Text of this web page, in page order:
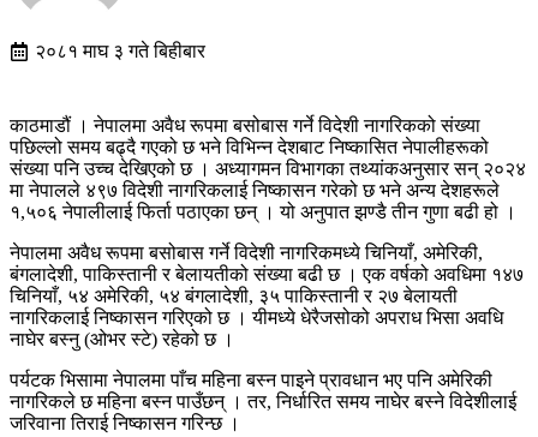
२०८१ माघ ३ गते बिहीबार
काठमाडौं । नेपालमा अवैध रूपमा बसोबास गर्ने विदेशी नागरिकको संख्या
पछिल्लो समय बढ्दै गएको छ भने विभिन्न देशबाट निष्कासित नेपालीहरूको
संख्या पनि उच्च देखिएको छ । अध्यागमन विभागका तथ्यांकअनुसार सन् २०२४
मा नेपालले ४९७ विदेशी नागरिकलाई निष्कासन गरेको छ भने अन्य देशहरूले
१,५०६ नेपालीलाई फिर्ता पठाएका छन् । यो अनुपात झण्डै तीन गुणा बढी हो ।
नेपालमा अवैध रूपमा बसोबास गर्ने विदेशी नागरिकमध्ये चिनियाँ, अमेरिकी,
बंगलादेशी, पाकिस्तानी र बेलायतीको संख्या बढी छ । एक वर्षको अवधिमा १४७
चिनियाँ, ५४ अमेरिकी, ५४ बंगलादेशी, ३५ पाकिस्तानी र २७ बेलायती
नागरिकलाई निष्कासन गरिएको छ । यीमध्ये धेरैजसोको अपराध भिसा अवधि
नाघेर बस्नु (ओभर स्टे) रहेको छ ।
पर्यटक भिसामा नेपालमा पाँच महिना बस्न पाइने प्रावधान भए पनि अमेरिकी
नागरिकले छ महिना बस्न पाउँछन् । तर, निर्धारित समय नाघेर बस्ने विदेशीलाई
जरिवाना तिराई निष्कासन गरिन्छ ।